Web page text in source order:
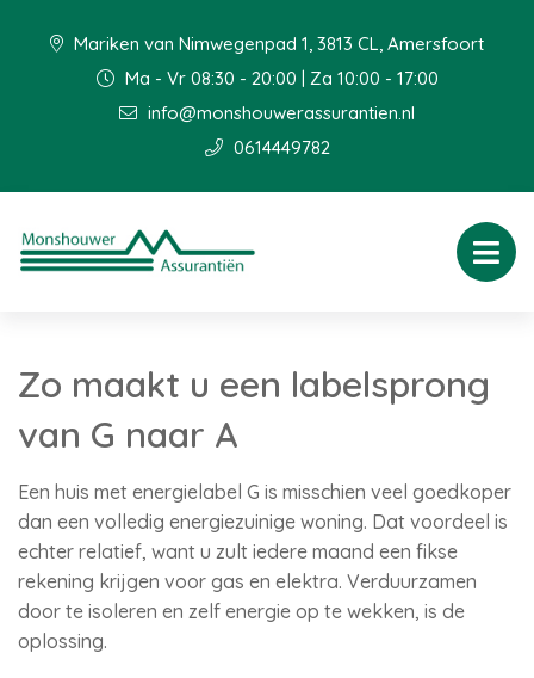
Mariken van Nimwegenpad 1, 3813 CL, Amersfoort
Ma - Vr 08:30 - 20:00 | Za 10:00 - 17:00
info@monshouwerassurantien.nl
0614449782
Zo maakt u een labelsprong
van G naar A
Een huis met energielabel G is misschien veel goedkoper
dan een volledig energiezuinige woning. Dat voordeel is
echter relatief, want u zult iedere maand een fikse
rekening krijgen voor gas en elektra. Verduurzamen
door te isoleren en zelf energie op te wekken, is de
oplossing.